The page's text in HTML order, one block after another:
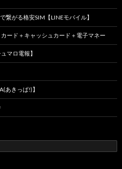
繋がる格安SIM【LINEモバイル】
ード＋キャッシュカード＋電子マネー
マロ電報】
あきっぱ!)】